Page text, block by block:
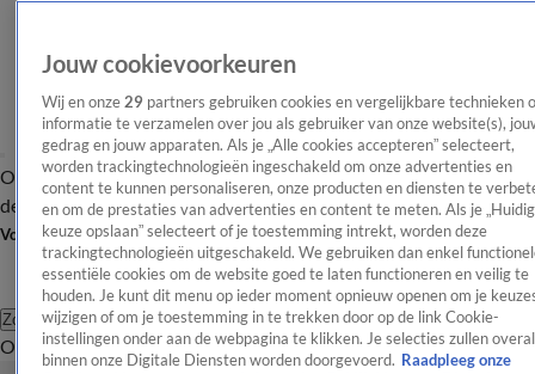
OverzichtAfleveringen Entertainment TV Algemeen
Tip
de redactieNieuwsbrief
Volg Shownieuws
Zoeken
OverzichtEntertainmentSpraakmakendRealityCrimeVideo's
Jouw cookievoorkeuren
Wij en onze 29 partners gebruiken cookies en vergelijkbare technieken
informatie te verzamelen over jou als gebruiker van onze website(s),
gedrag en jouw apparaten. Als je „Alle cookies accepteren” selecteert,
worden trackingtechnologieën ingeschakeld om onze advertenties en
content te kunnen personaliseren, onze producten en diensten te
en om de prestaties van advertenties en content te meten. Als je
keuze opslaan” selecteert of je toestemming intrekt, worden deze
trackingtechnologieën uitgeschakeld. We gebruiken dan enkel
essentiële cookies om de website goed te laten functioneren en veilig te
houden. Je kunt dit menu op ieder moment opnieuw openen om je
wijzigen of om je toestemming in te trekken door op de link Cookie-
instellingen onder aan de webpagina te klikken. Je selecties zullen overal
binnen onze Digitale Diensten worden doorgevoerd. Raadpleeg onze